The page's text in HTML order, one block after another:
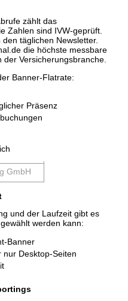
zählt das
Zahlen sind IVW-geprüft.
täglichen Newsletter.
die höchste messbare
Versicherungsbranche.
Banner-Flatrate:
Präsenz
GmbH
und der Laufzeit gibt es
werden kann:
Banner
nur Desktop-Seiten